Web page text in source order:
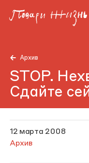
Архив
STOP.
Сдайте
12 марта 2008
Архив